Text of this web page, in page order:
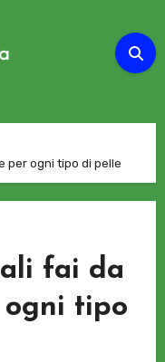
per ogni tipo di pelle
fai da
tipo